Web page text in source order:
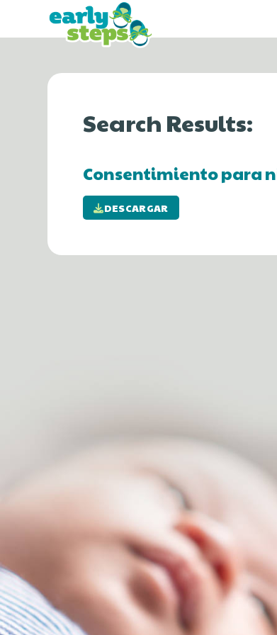
Search Results:
Consentimiento para
DESCARGAR